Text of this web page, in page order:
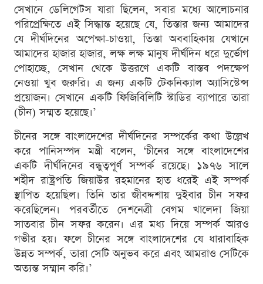
সেখানে ডেলিগেটস যারা ছিলেন, সবার মধ্যে আলোচনার
পরিপ্রেক্ষিতে এই সিদ্ধান্ত হয়েছে যে, তিস্তার জন্য আমাদের
যে দীর্ঘদিনের অপেক্ষা-চাওয়া, তিস্তা অববাহিকায় যেখানে
আমাদের হাজার হাজার, লক্ষ লক্ষ মানুষ দীর্ঘদিন ধরে দুর্ভোগ
পোহাচ্ছে, সেখান থেকে উত্তরণে একটি বাস্তব পদক্ষেপ
নেওয়া খুব জরুরি। এ জন্য একটি টেকনিক্যাল অ্যাসিস্টেন্স
প্রয়োজন। সেখানে একটি ফিজিবিলিটি স্টাডির ব্যাপারে তারা
(চীন) সম্মত হয়েছে।’
চীনের সঙ্গে বাংলাদেশের দীর্ঘদিনের সম্পর্কের কথা উল্লেখ
করে পানিসম্পদ মন্ত্রী বলেন, ‘চীনের সঙ্গে বাংলাদেশের
একটি দীর্ঘদিনের বন্ধুত্বপূর্ণ সম্পর্ক রয়েছে। ১৯৭৬ সালে
শহীদ রাষ্ট্রপতি জিয়াউর রহমানের হাত ধরেই এই সম্পর্ক
স্থাপিত হয়েছিল। তিনি তার জীবদ্দশায় দুইবার চীন সফর
করেছিলেন। পরবর্তীতে দেশনেত্রী বেগম খালেদা জিয়া
সাতবার চীন সফর করেন। এর মধ্য দিয়ে সম্পর্ক আরও
গভীর হয়। ফলে চীনের সঙ্গে বাংলাদেশের যে ধারাবাহিক
উন্নত সম্পর্ক, তারা সেটি অনুভব করে এবং আমরাও সেটিকে
অত্যন্ত সম্মান করি।’